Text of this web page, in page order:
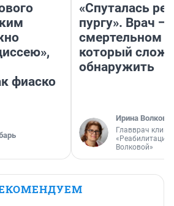
фиаско
«Спуталась
пургу». Врач —
смертельном
который
обнаружить
Ирина Волкова
Главврач
«Реабилитация
Волковой»